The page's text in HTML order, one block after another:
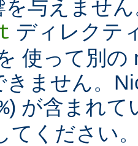
を与えませ
ディレクテ
使って別の
きません。
) が含まれて
てください